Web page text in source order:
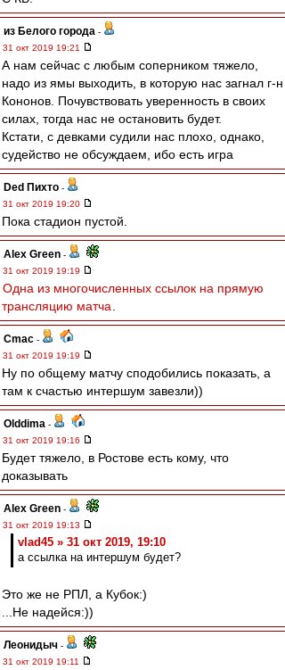
из Белого города -
31 окт 2019 19:21
А нам сейчас с любым соперником тяжело,
надо из ямы выходить, в которую нас загнал г-н
Кононов. Почувствовать уверенность в своих
силах, тогда нас не остановить будет.
Кстати, с девками судили нас плохо, однако,
судейство не обсуждаем, ибо есть игра
Ded Пихто -
31 окт 2019 19:20
Пока стадион пустой.
Alex Green -
31 окт 2019 19:19
Одна из многочисленных ссылок на прямую
трансляцию матча
Cmac -
31 окт 2019 19:19
Ну по общему матчу сподобились показать, а
там к счастью интершум завезли))
Olddima -
31 окт 2019 19:16
Будет тяжело, в Ростове есть кому, что
доказывать
Alex Green -
31 окт 2019 19:13
vlad45 » 31 окт 2019, 19:10
а ссылка на интершум будет?
Это же не РПЛ, а Кубок:)
...Не надейся:))
Леонидыч -
31 окт 2019 19:11